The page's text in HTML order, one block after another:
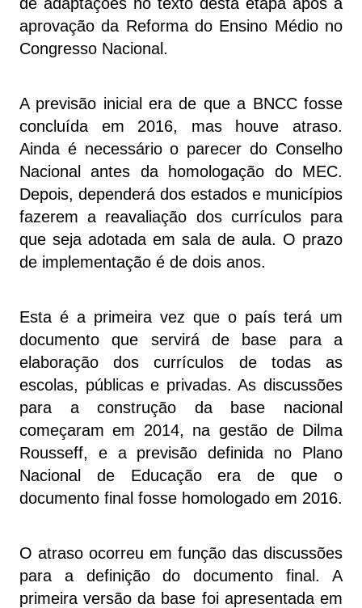
aprovação da Reforma do Ensino Médio no
Congresso Nacional.
A previsão inicial era de que a BNCC fosse
concluída em 2016, mas houve atraso.
Ainda é necessário o parecer do Conselho
Nacional antes da homologação do MEC.
Depois, dependerá dos estados e municípios
fazerem a reavaliação dos currículos para
que seja adotada em sala de aula. O prazo
de implementação é de dois anos.
Esta é a primeira vez que o país terá um
documento que servirá de base para a
elaboração dos currículos de todas as
escolas, públicas e privadas. As discussões
para a construção da base nacional
começaram em 2014, na gestão de Dilma
Rousseff, e a previsão definida no Plano
Nacional de Educação era de que o
documento final fosse homologado em 2016.
O atraso ocorreu em função das discussões
para a definição do documento final. A
primeira versão da base foi apresentada em